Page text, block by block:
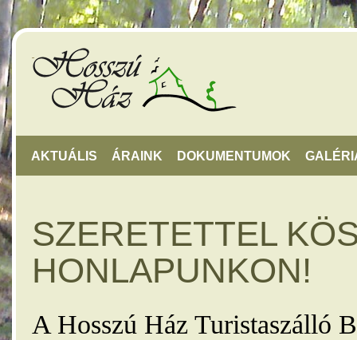
AKTUÁLIS ÁRAINK DOKUMENTUMOK
SZERETETTEL
HONLAPUNKON!
A Hosszú Ház Turistaszálló